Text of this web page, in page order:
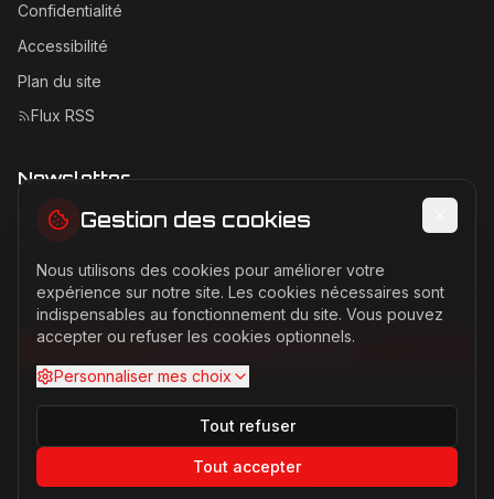
Confidentialité
Accessibilité
Plan du site
Flux RSS
Newsletter
Recevez les dernières actualités Ferrari directement dans
Adresse email pour la newsletter
S'abonner à la newsletter
Ferrari Passion. Tous droits réservés. Site non affilié à
Gestion des cookies
Nous utilisons des cookies pour améliorer votre
expérience sur notre site. Les cookies nécessaires sont
indispensables au fonctionnement du site. Vous pouvez
accepter ou refuser les cookies optionnels.
Personnaliser mes choix
Tout refuser
Tout accepter